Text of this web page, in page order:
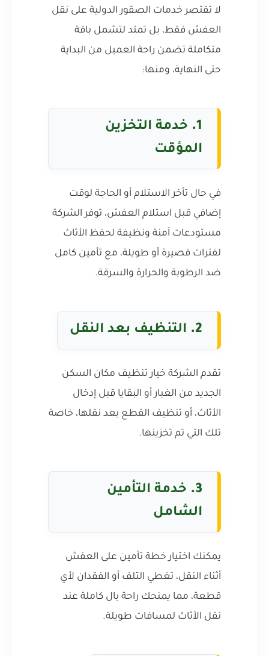
لا تقتصر خدمات الصقور الدولية على نقل
العفش فقط، بل تمتد لتشمل باقة
متكاملة تضمن راحة العميل من البداية
حتى النهاية، ومنها:
1.
خدمة التخزين
المؤقت
في حال تأخر الاستلام أو الحاجة لوقت
إضافي قبل استلام العفش، توفر الشركة
مستودعات آمنة ونظيفة لحفظ الأثاث
لفترات قصيرة أو طويلة، مع تأمين كامل
ضد الرطوبة والحرارة والسرقة.
2. التنظيف بعد النقل
تقدم الشركة خيار تنظيف مكان السكن
الجديد من الغبار أو البقايا قبل إدخال
الأثاث، أو تنظيف القطع بعد نقلها، خاصة
تلك التي تم تخزينها.
3.
خدمة التأمين
الشامل
يمكنك اختيار خطة تأمين على العفش
أثناء النقل، تغطي التلف أو الفقدان لأي
قطعة، مما يمنحك راحة بال كاملة عند
نقل الأثاث لمسافات طويلة.